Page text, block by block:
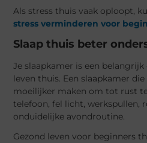
Als stress thuis vaak oploopt,
stress verminderen voor
Slaap thuis beter
Je slaapkamer is een
leven thuis. Een slaapkamer
moeilijker maken om tot rust
telefoon, fel licht, werkspullen,
onduidelijke avondroutine.
Gezond leven voor beginners